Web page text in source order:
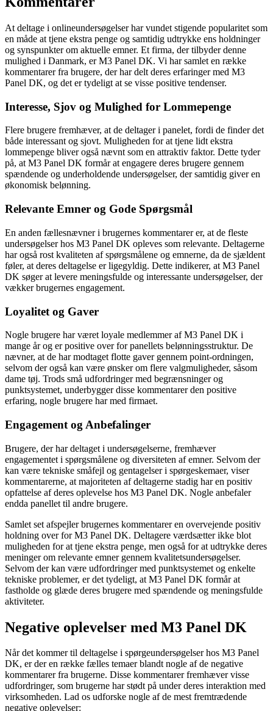
At deltage i onlineundersøgelser har vundet stigende popularitet som
en måde at tjene ekstra penge og samtidig udtrykke ens holdninger
og synspunkter om aktuelle emner. Et firma, der tilbyder denne
mulighed i Danmark, er M3 Panel DK. Vi har samlet en række
kommentarer fra brugere, der har delt deres erfaringer med M3
Panel DK, og det er tydeligt at se visse positive tendenser.
Interesse, Sjov og Mulighed for Lommepenge
Flere brugere fremhæver, at de deltager i panelet, fordi de finder det
både interessant og sjovt. Muligheden for at tjene lidt ekstra
lommepenge bliver også nævnt som en attraktiv faktor. Dette tyder
på, at M3 Panel DK formår at engagere deres brugere gennem
spændende og underholdende undersøgelser, der samtidig giver en
økonomisk belønning.
Relevante Emner og Gode Spørgsmål
En anden fællesnævner i brugernes kommentarer er, at de fleste
undersøgelser hos M3 Panel DK opleves som relevante. Deltagerne
har også rost kvaliteten af spørgsmålene og emnerne, da de sjældent
føler, at deres deltagelse er ligegyldig. Dette indikerer, at M3 Panel
DK søger at levere meningsfulde og interessante undersøgelser, der
vækker brugernes engagement.
Loyalitet og Gaver
Nogle brugere har været loyale medlemmer af M3 Panel DK i
mange år og er positive over for panellets belønningsstruktur. De
nævner, at de har modtaget flotte gaver gennem point-ordningen,
selvom der også kan være ønsker om flere valgmuligheder, såsom
dame tøj. Trods små udfordringer med begrænsninger og
punktsystemet, underbygger disse kommentarer den positive
erfaring, nogle brugere har med firmaet.
Engagement og Anbefalinger
Brugere, der har deltaget i undersøgelserne, fremhæver
engagementet i spørgsmålene og diversiteten af emner. Selvom der
kan være tekniske småfejl og gentagelser i spørgeskemaer, viser
kommentarerne, at majoriteten af deltagerne stadig har en positiv
opfattelse af deres oplevelse hos M3 Panel DK. Nogle anbefaler
endda panellet til andre brugere.
Samlet set afspejler brugernes kommentarer en overvejende positiv
holdning over for M3 Panel DK. Deltagere værdsætter ikke blot
muligheden for at tjene ekstra penge, men også for at udtrykke deres
meninger om relevante emner gennem kvalitetsundersøgelser.
Selvom der kan være udfordringer med punktsystemet og enkelte
tekniske problemer, er det tydeligt, at M3 Panel DK formår at
fastholde og glæde deres brugere med spændende og meningsfulde
aktiviteter.
Negative oplevelser med M3 Panel DK
Når det kommer til deltagelse i spørgeundersøgelser hos M3 Panel
DK, er der en række fælles temaer blandt nogle af de negative
kommentarer fra brugerne. Disse kommentarer fremhæver visse
udfordringer, som brugerne har stødt på under deres interaktion med
virksomheden. Lad os udforske nogle af de mest fremtrædende
negative oplevelser: